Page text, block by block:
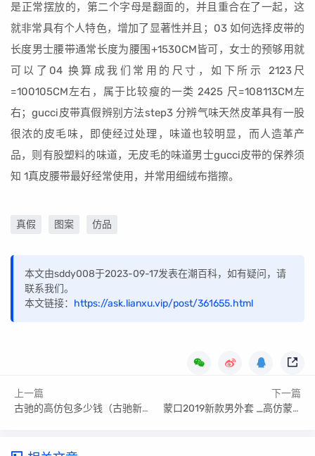
是正常摆放的，第二个字母是翻面的，并且重合在了一起，这
就非常具有个人特色，增加了显著性并且；03 如何选择皮带的
长度男士腰带通常长度为腰围+1530CM皆可，女士的预够用就
可以了04 换算成我们常用的尺寸，如下所示 2123尺
=100105CM左右，属于比较瘦的一类 2425 尺=108113CM左
右；gucci皮带真假辨别方法step3 分辨气味天然皮革具有一股
很浓的皮毛味，即使经过处理，味道也较明显，而人造革产
品，则有股塑料的味道，无皮毛的味道男士gucci皮带的保养须
知 1真皮腰带最好经常使用，并常用细绒布揩擦。
真假 图案 仿品
本文由sddy008于2023-09-17发表在潮百科，如有疑问，请
联系我们。
本文链接： https://ask.lianxu.vip/post/361655.html
上一篇
古驰的高仿包多少钱（古驰新款高仿包）
下一篇
蒙口2019新款男外套 _高仿蒙口经典款男士